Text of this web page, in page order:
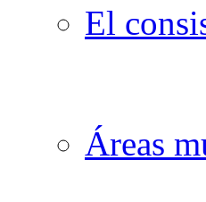
El
Áreas